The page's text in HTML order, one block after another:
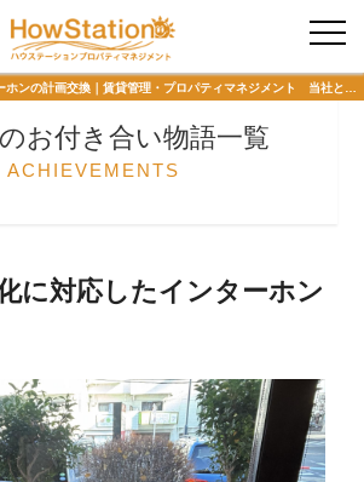
入居者様専用
お付き合い物語一覧
ACHIEVEMENTS
に対応したインターホン